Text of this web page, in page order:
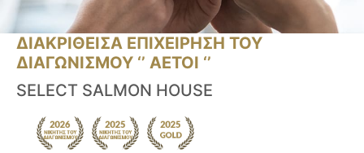
ΔΙΑΚΡΙΘΕΙΣΑ ΕΠΙΧΕΙΡΗΣΗ ΤΟΥ
ΔΙΑΓΩΝΙΣΜΟΥ ‘’ ΑΕΤΟΙ ‘’
SELECT SALMON HOUSE